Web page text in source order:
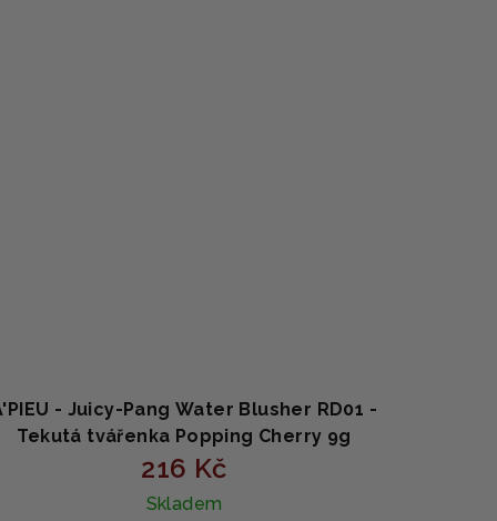
- Juicy-Pang Water Blusher RD01 -
Tekutá tvářenka Popping Cherry 9g
216 Kč
Skladem